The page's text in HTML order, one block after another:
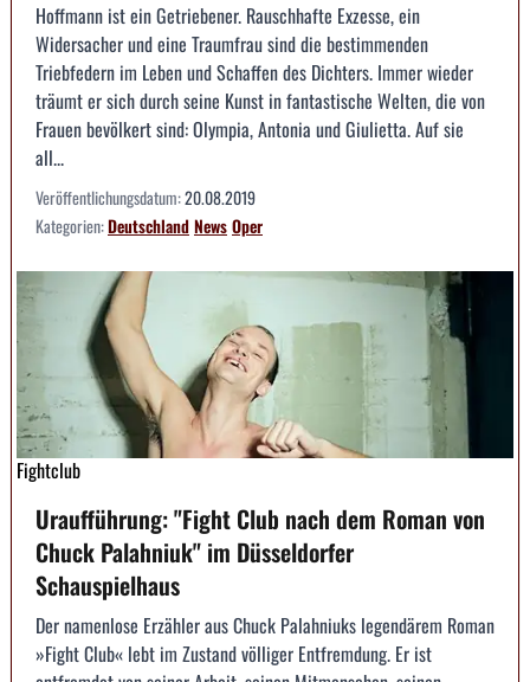
Hoffmann ist ein Getriebener. Rauschhafte Exzesse, ein
Widersacher und eine Traumfrau sind die bestimmenden
Triebfedern im Leben und Schaffen des Dichters. Immer wieder
träumt er sich durch seine Kunst in fantastische Welten, die von
Frauen bevölkert sind: Olympia, Antonia und Giulietta. Auf sie
all...
Veröffentlichungsdatum:20.08.2019
Kategorien:DeutschlandNewsOper
Fightclub
Uraufführung: "Fight Club nach dem Roman von
Chuck Palahniuk" im Düsseldorfer
Schauspielhaus
Der namenlose Erzähler aus Chuck Palahniuks legendärem Roman
»Fight Club« lebt im Zustand völliger Entfremdung. Er ist